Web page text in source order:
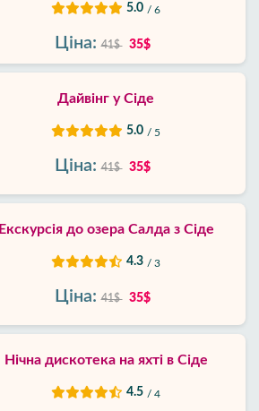
5.0 / 6
Ціна: 41$ 35$
Дайвінг у Сіде
5.0 / 5
Ціна: 41$ 35$
Екскурсія до озера Салда з Сіде
4.3 / 3
Ціна: 41$ 35$
Нічна дискотека на яхті в Сіде
4.5 / 4